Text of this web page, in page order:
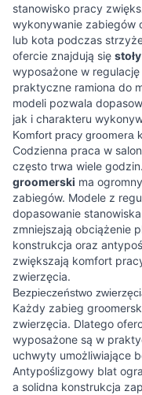
stanowisko pracy
wykonywanie zabiegów
lub kota podczas
ofercie znajdują się
wyposażone w
praktyczne ramiona do
modeli pozwala
jak i charakteru
Komfort pracy groomera
Codzienna praca w
często trwa wiele
groomerski ma
zabiegów. Modele z
dopasowanie
zmniejszają obciążenie
konstrukcja oraz
zwiększają komfort
zwierzęcia.
Bezpieczeństwo
Każdy zabieg
zwierzęcia. Dlatego
wyposażone są w
uchwyty umożliwiające
Antypoślizgowy blat
a solidna konstrukcja